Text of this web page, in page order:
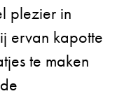
plezier in
ervan kapotte
te maken